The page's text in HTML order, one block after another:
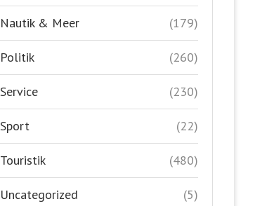
Nautik & Meer (179)
Politik (260)
Service (230)
Sport (22)
Touristik (480)
Uncategorized (5)